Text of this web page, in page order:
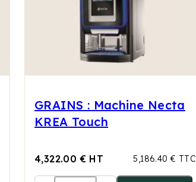
GRAINS : Machine Necta
KREA Touch
4,322.00 € HT 5,186.40 € TTC